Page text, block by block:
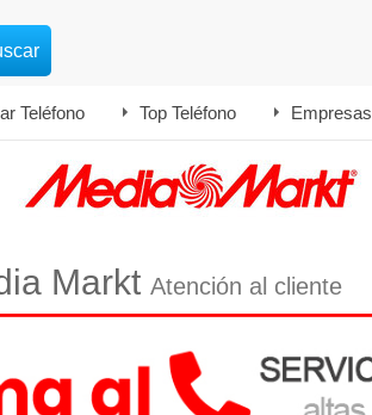
Teléfono Top Teléfono Empresas
Markt Atención al cliente